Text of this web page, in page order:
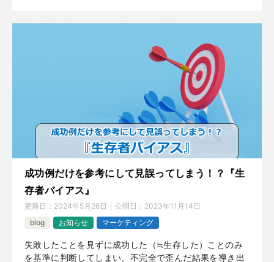
成功例だけを参考にして見誤ってしまう！？『生
存者バイアス』
更新日： 2024年5月26日 公開日： 2023年11月14日
blog
お知らせ マーケティング
失敗したことを見ずに成功した（≒生存した）ことのみ
を基準に判断してしまい、不完全で歪んだ結果を導き出